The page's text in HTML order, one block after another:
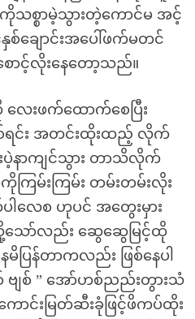
ကိုသစ္စာမဲ့သွားတဲ့ကောင်မ အင့်
နှစ်ချောင်းအပေါ်ဖက်မတင်
ောင့်လိုးနေတော့သည်။
လေးဖက်ထောက်စေပြီး
ရင်း အတင်းထိုးထည့် လိုက်
းပဲ့နာကျင်သွား တာသိလိုက်
ြမ်းကြမ်း တမ်းတမ်းလိုး
ါလေစ ဟုပင် အတွေးမှား
ော်လည်း ဆွေဆွေမြင့်ထို
ပြန်တာကလည်း ဖြစ်နေပါ
စ် ဗျစ် ” အော်ဟစ်ညည်းတွားသံ
ာင်းမြတ်ဆီးခုံဖြင့်ဖိကပ်ထိုး